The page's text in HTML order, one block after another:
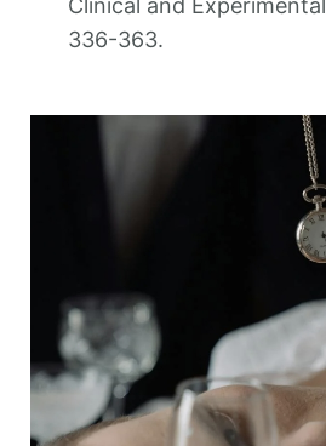
Clinical and
336-363.